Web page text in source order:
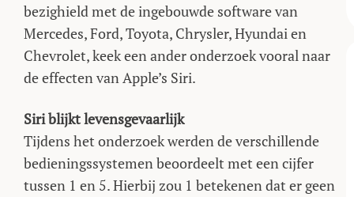
bezighield met de ingebouwde software van
Mercedes, Ford, Toyota, Chrysler, Hyundai en
Chevrolet, keek een ander onderzoek vooral naar
de effecten van Apple’s Siri.
Siri blijkt levensgevaarlijk
Tijdens het onderzoek werden de verschillende
bedieningssystemen beoordeelt met een cijfer
tussen 1 en 5. Hierbij zou 1 betekenen dat er geen